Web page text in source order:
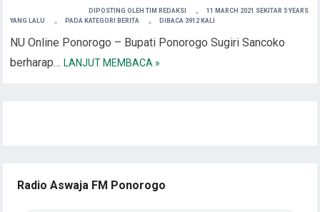
DIPOSTING OLEHTIM REDAKSI
11 MARCH 2021 SEKITAR 5 YEARS
YANG LALU
PADA KATEGORI BERITA DIBACA 3912 KALI
NU Online Ponorogo – Bupati Ponorogo Sugiri Sancoko
berharap…LANJUT MEMBACA »
Radio Aswaja FM Ponorogo